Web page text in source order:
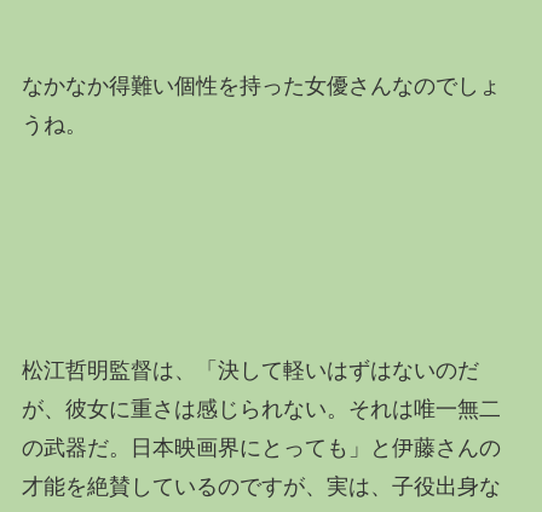
なかなか得難い個性を持った女優さんなのでしょ
うね。
松江哲明監督は、「決して軽いはずはないのだ
が、彼女に重さは感じられない。それは唯一無二
の武器だ。日本映画界にとっても」と伊藤さんの
才能を絶賛しているのですが、実は、子役出身な